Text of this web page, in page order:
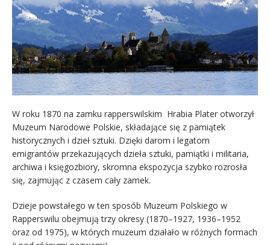
W roku 1870 na zamku rapperswilskim Hrabia Plater otworzył
Muzeum Narodowe Polskie, składające się z pamiątek
historycznych i dzieł sztuki. Dzięki darom i legatom
emigrantów przekazujących dzieła sztuki, pamiątki i militaria,
archiwa i księgozbiory, skromna ekspozycja szybko rozrosła
się, zajmując z czasem cały zamek.
Dzieje powstałego w ten sposób Muzeum Polskiego w
Rapperswilu obejmują trzy okresy (1870–1927, 1936–1952
oraz od 1975), w których muzeum działało w różnych formach